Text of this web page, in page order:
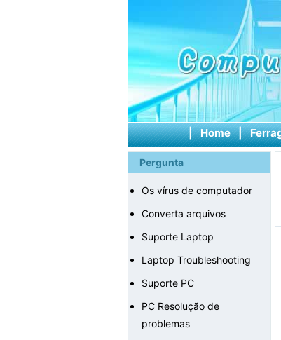
| Home |
Pergunta
Os vírus de computador
Converta arquivos
Suporte Laptop
Laptop Troubleshooting
Suporte PC
PC Resolução de
problemas